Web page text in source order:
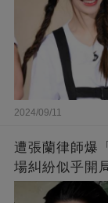
2024/09/11
遭張蘭律師爆
場糾紛似乎開